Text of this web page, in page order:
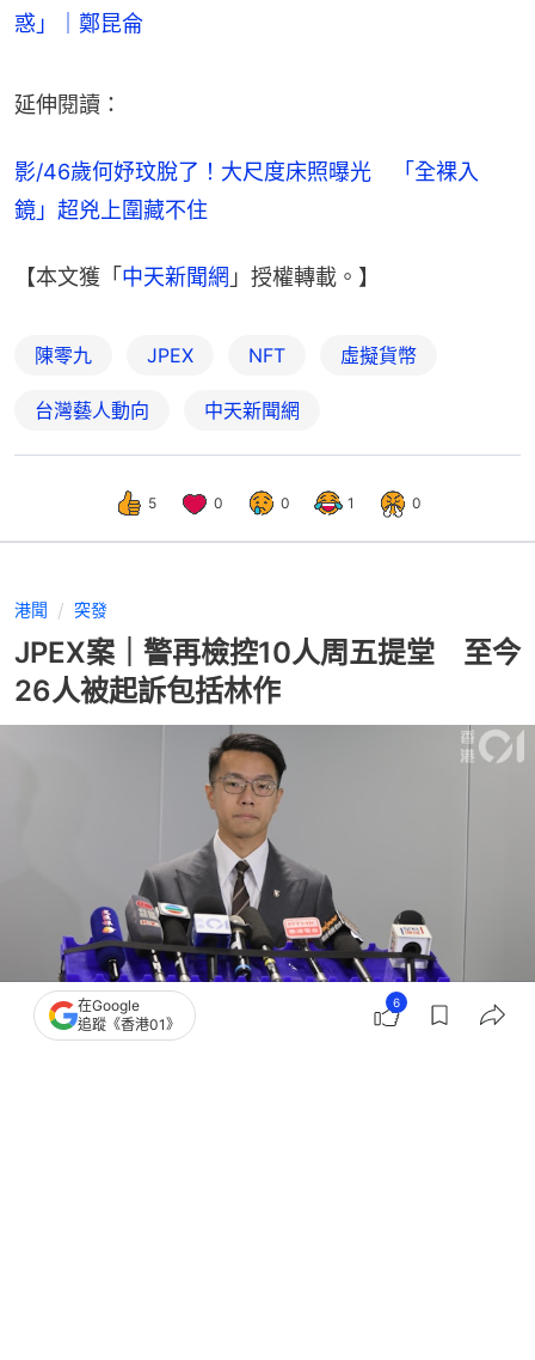
惑」｜鄭昆侖
延伸閱讀：
影/46歲何妤玟脫了！大尺度床照曝光　「全裸入
鏡」超兇上圍藏不住
【本文獲「 中天新聞網 」授權轉載。】
陳零九 JPEX NFT 虛擬貨幣
台灣藝人動向 中天新聞網
5 0 0 1 0
港聞 突發
JPEX案｜警再檢控10人周五提堂 至今
26人被起訴包括林作
撰文：凌逸德
在Google
追蹤《香港01》
6